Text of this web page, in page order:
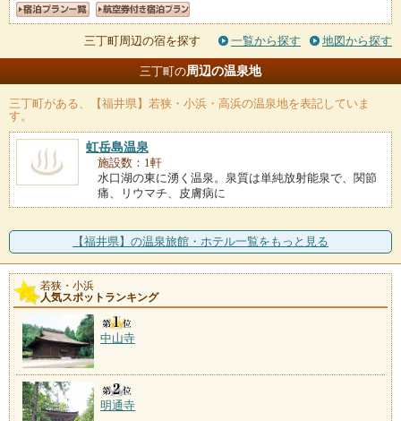
三丁町周辺の宿を探す 一覧から探す 地図から探す
三丁町の周辺の温泉地
三丁町がある、【福井県】若狭・小浜・高浜の温泉地を表記していま
す。
虹岳島温泉
施設数：1軒
水口湖の東に湧く温泉。泉質は単純放射能泉で、関節
痛、リウマチ、皮膚病に
【福井県】の温泉旅館・ホテル一覧をもっと見る
若狭・小浜
人気スポットランキング
中山寺
明通寺